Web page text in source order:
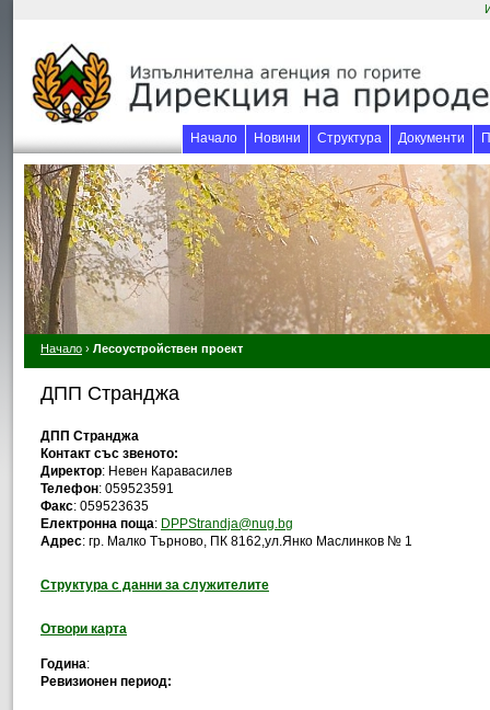
Начало Новини Структура Документи
Начало › Лесоустройствен проект
ДПП Странджа
ДПП Странджа
Контакт със звеното:
Директор: Невен Каравасилев
Телефон: 059523591
Факс: 059523635
Електронна поща: DPPStrandja@nug.bg
Адрес: гр. Малко Търново, ПК 8162,ул.Янко Маслинков № 1
Структура с данни за служителите(отваря се в нов прозорец)
Отвори карта
Година:
Ревизионен период: